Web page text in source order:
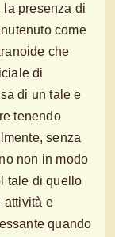
la presenza di
come
che
di
di un tale e
tenendo
senza
non in modo
tale di quello
attività e
quando